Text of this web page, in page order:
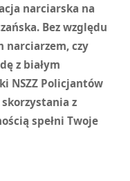
narciarska na
Bez względu
narciarzem, czy
z białym
NSZZ Policjantów
z
spełni Twoje